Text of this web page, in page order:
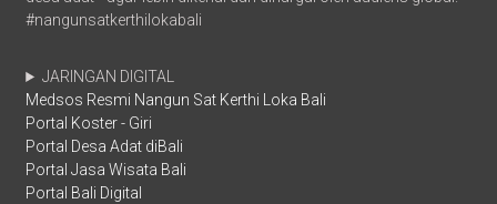
#nangunsatkerthilokabali
JARINGAN DIGITAL
Medsos Resmi Nangun Sat Kerthi Loka Bali
Portal Koster - Giri
Portal Desa Adat diBali
Portal Jasa Wisata Bali
Portal Bali Digital